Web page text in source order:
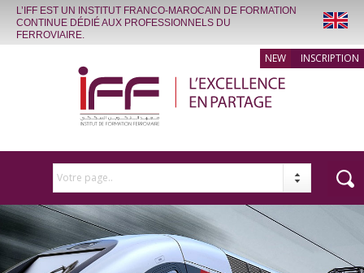
L’IFF EST UN INSTITUT FRANCO-MAROCAIN DE FORMATION
CONTINUE DÉDIÉ AUX PROFESSIONNELS DU
FERROVIAIRE.
INSCRIPTION
Votre page..